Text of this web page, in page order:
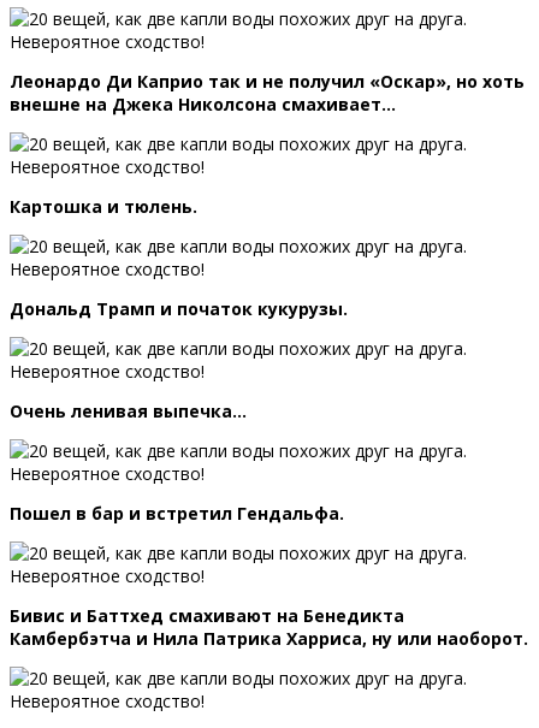
Леонардо Ди Каприо так и не получил «Оскар», но хоть
внешне на Джека Николсона смахивает…
Картошка и тюлень.
Дональд Трамп и початок кукурузы.
Очень ленивая выпечка…
Пошел в бар и встретил Гендальфа.
Бивис и Баттхед смахивают на Бенедикта
Камбербэтча и Нила Патрика Харриса, ну или наоборот.